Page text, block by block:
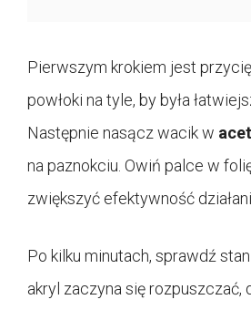
Pierwszym krokiem jest
powłoki na tyle, by była
Następnie nasącz wacik w
na paznokciu. Owiń palce w
zwiększyć efektywność
Po kilku minutach, sprawdź
akryl zaczyna się rozpuszczać,